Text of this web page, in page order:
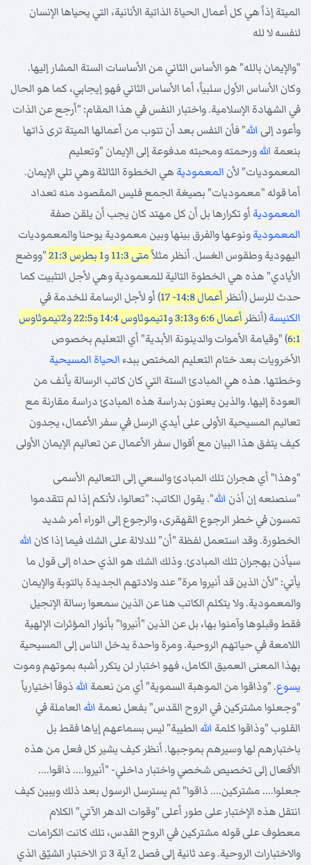
الميتة إذاً هي كل أعمال الحياة الذاتية الأنانية، التي يحياها الإنسان
لنفسه لا لله
"والإيمان بالله" هو الأساس الثاني من الأساسات الستة المشار إليها.
وكان الأساس الأول سلبياً، أما الأساس الثاني فهو إيجابي، كما هو الحال
في الشهادة الإسلامية. واختبار النفس في هذا المقام: "أرجع عن الذات
وأعود إلى الله" فأن النفس بعد أن تتوب من أعمالها الميتة ترى ذاتها
بنعمة اللهورحمته ومحبته مدفوعة إلى الإيمان "وتعليم
المعموديات" لأن المعموديةهي الخطوة الثالثة وهي تلي الإيمان.
أما قوله "معموديات" بصيغة الجمع فليس المقصود منه تعداد
المعمودية أو تكرارها بل أن كل مهتد كان يجب أن يلقن صفة
المعموديةونوعها والفرق بينها وبين معمودية يوحنا والمعموديات
اليهودية وطقوس الغسل. أنظر مثلاًمتى 11:3 و1 بطرس 21:3
"ووضع
الأيادي" هذه هي الخطوة التالية للمعمودية وهي لأجل التثبيت كما
حدث للرسل (أنظر أعمال 14:8- 17
) أو لأجل الرسامة للخدمة في
الكنيسة(أنظر أعمال 6:6 و3:13 و1تيموثاوس 14:4 و22:5 و 2تيموثاوس
6:1) "وقيامة الأموات والدينونة الأبدية" أي التعليم بخصوص
الأخرويات بعد ختام التعليم المختص ببدء الحياة المسيحية
وخطتها. هذه هي المبادئ الستة التي كان كاتب الرسالة يأنف من
العودة إليها. والذين يعنون بدراسة هذه المبادئ دراسة مقارنة مع
تعاليم المسيحية الأولى على أيدي الرسل في سفر الأعمال، يجدون
كيف يتفق هذا البيان مع أقوال سفر الأعمال عن تعاليم الإيمان الأولى
"وهذا" أي هجران تلك المبادئ والسعي إلى التعاليم الأسمى
"سنصنعه إن أذن الله". يقول الكاتب: "تعالوا، لأنكم إذا لم تتقدموا
تمسون في خطر الرجوع القهقرى، والرجوع إلى الوراء أمر شديد
الخطورة. وقد استعمل لفظة "أن" للدلالة على الشك فيما إذا كان الله
سيأذن بهجران تلك المبادئ. وذلك الشك هو الذي حداه إلى قول ما
يأتي: "لأن الذين قد أنيروا مرة" عند ولادتهم الجديدة بالتوبة والإيمان
والمعمودية. ولا يتكلم الكاتب هنا عن الذين سمعوا رسالة الإنجيل
فقط وقبلوها وآمنوا بها، بل عن الذين "أنيروا" بأنوار المؤثرات الإلهية
اللامعة في حياتهم الروحية. ومرة واحدة يدخل الناس إلى المسيحية
بهذا المعنى العميق الكامل، فهو اختبار لن يتكرر أشبه بموتهم وموت
يسوع. "وذاقوا من الموهبة السموية" أي من نعمة الله ذوقاً اختيارياً
"وجعلوا مشتركين في الروح القدس" بفعل نعمة الله العاملة في
القلوب "وذاقوا كلمة الله الطيبة" ليس بسماعهم إياها فقط بل
باختبارهم لها وسيرهم بموجبها. أنظر كيف يشير كل فعل من هذه
الأفعال إلى تخصيص شخصي واختبار داخلي- "أنيروا.... ذاقوا....
جعلوا.... مشتركين.... ذاقوا" ثم يسترسل الرسول بعد ذلك ويبين كيف
انتقل هذه الإختبار على طور أعلى "وقوات الدهر الآتي" الكلام
معطوف على قوله مشتركين في الروح القدس، تلك كانت الكرامات
والاختبارات الروحية. وعد ثانية إلى فصل 2 آية 3 ترَ الاختبار الشيّق الذي